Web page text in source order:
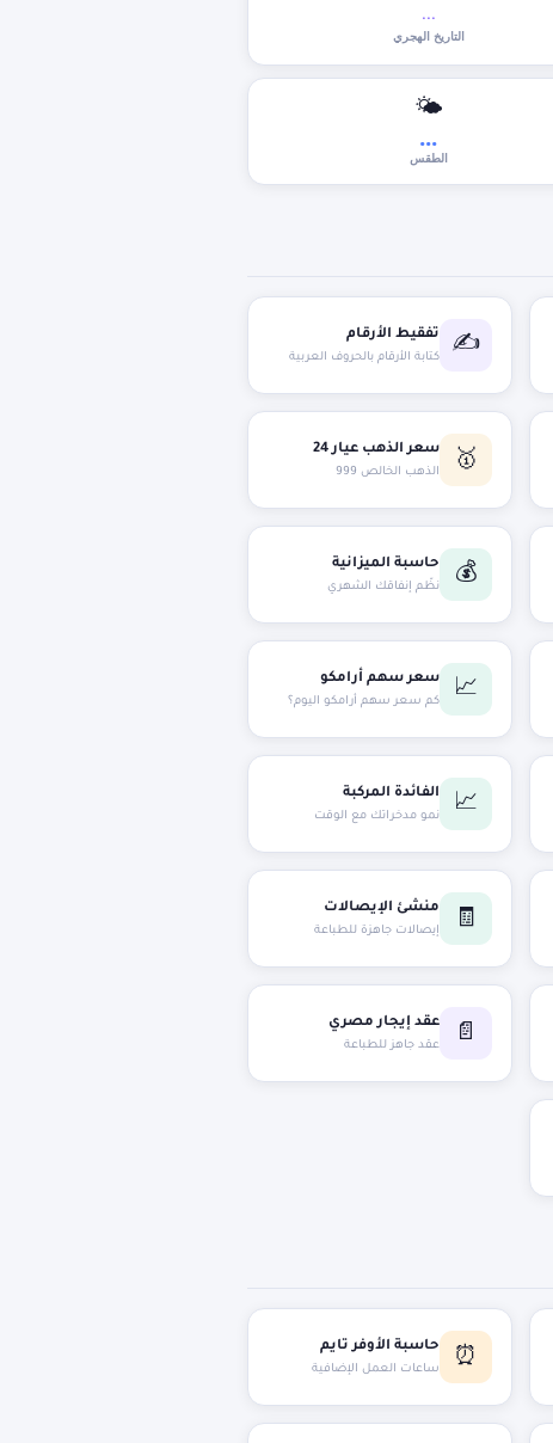
...
التاريخ الهجري
🌤
...
الطقس
✍️ تفقيط الأرقام
كتابة الأرقام بالحروف العربية
🥇 سعر الذهب عيار 24
الذهب الخالص 999
💰 حاسبة الميزانية
نظّم إنفاقك الشهري
📈 سعر سهم أرامكو
كم سعر سهم أرامكو اليوم؟
📈 الفائدة المركبة
نمو مدخراتك مع الوقت
🧾 منشئ الإيصالات
إيصالات جاهزة للطباعة
📄 عقد إيجار مصري
عقد جاهز للطباعة
⏰ حاسبة الأوفر تايم
ساعات العمل الإضافية